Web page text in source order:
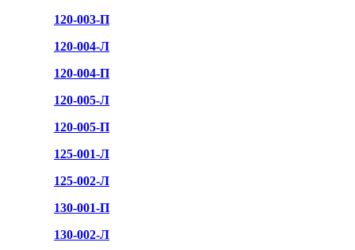
120-003-П
120-004-Л
120-004-П
120-005-Л
120-005-П
125-001-Л
125-002-Л
130-001-П
130-002-Л